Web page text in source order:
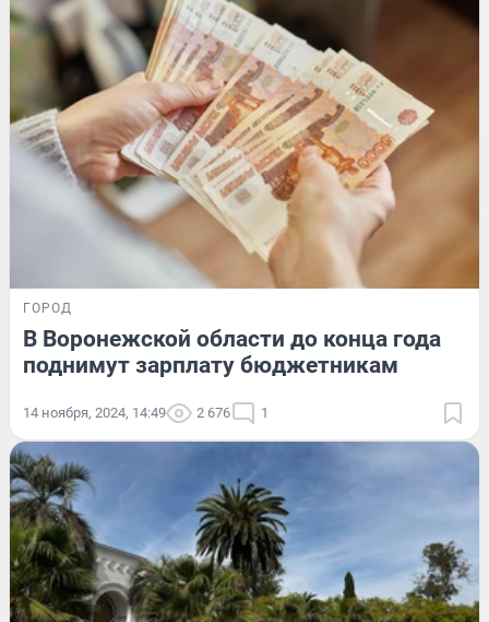
ГОРОД
В Воронежской области до конца года
поднимут зарплату бюджетникам
14 ноября, 2024, 14:49 2 676 1